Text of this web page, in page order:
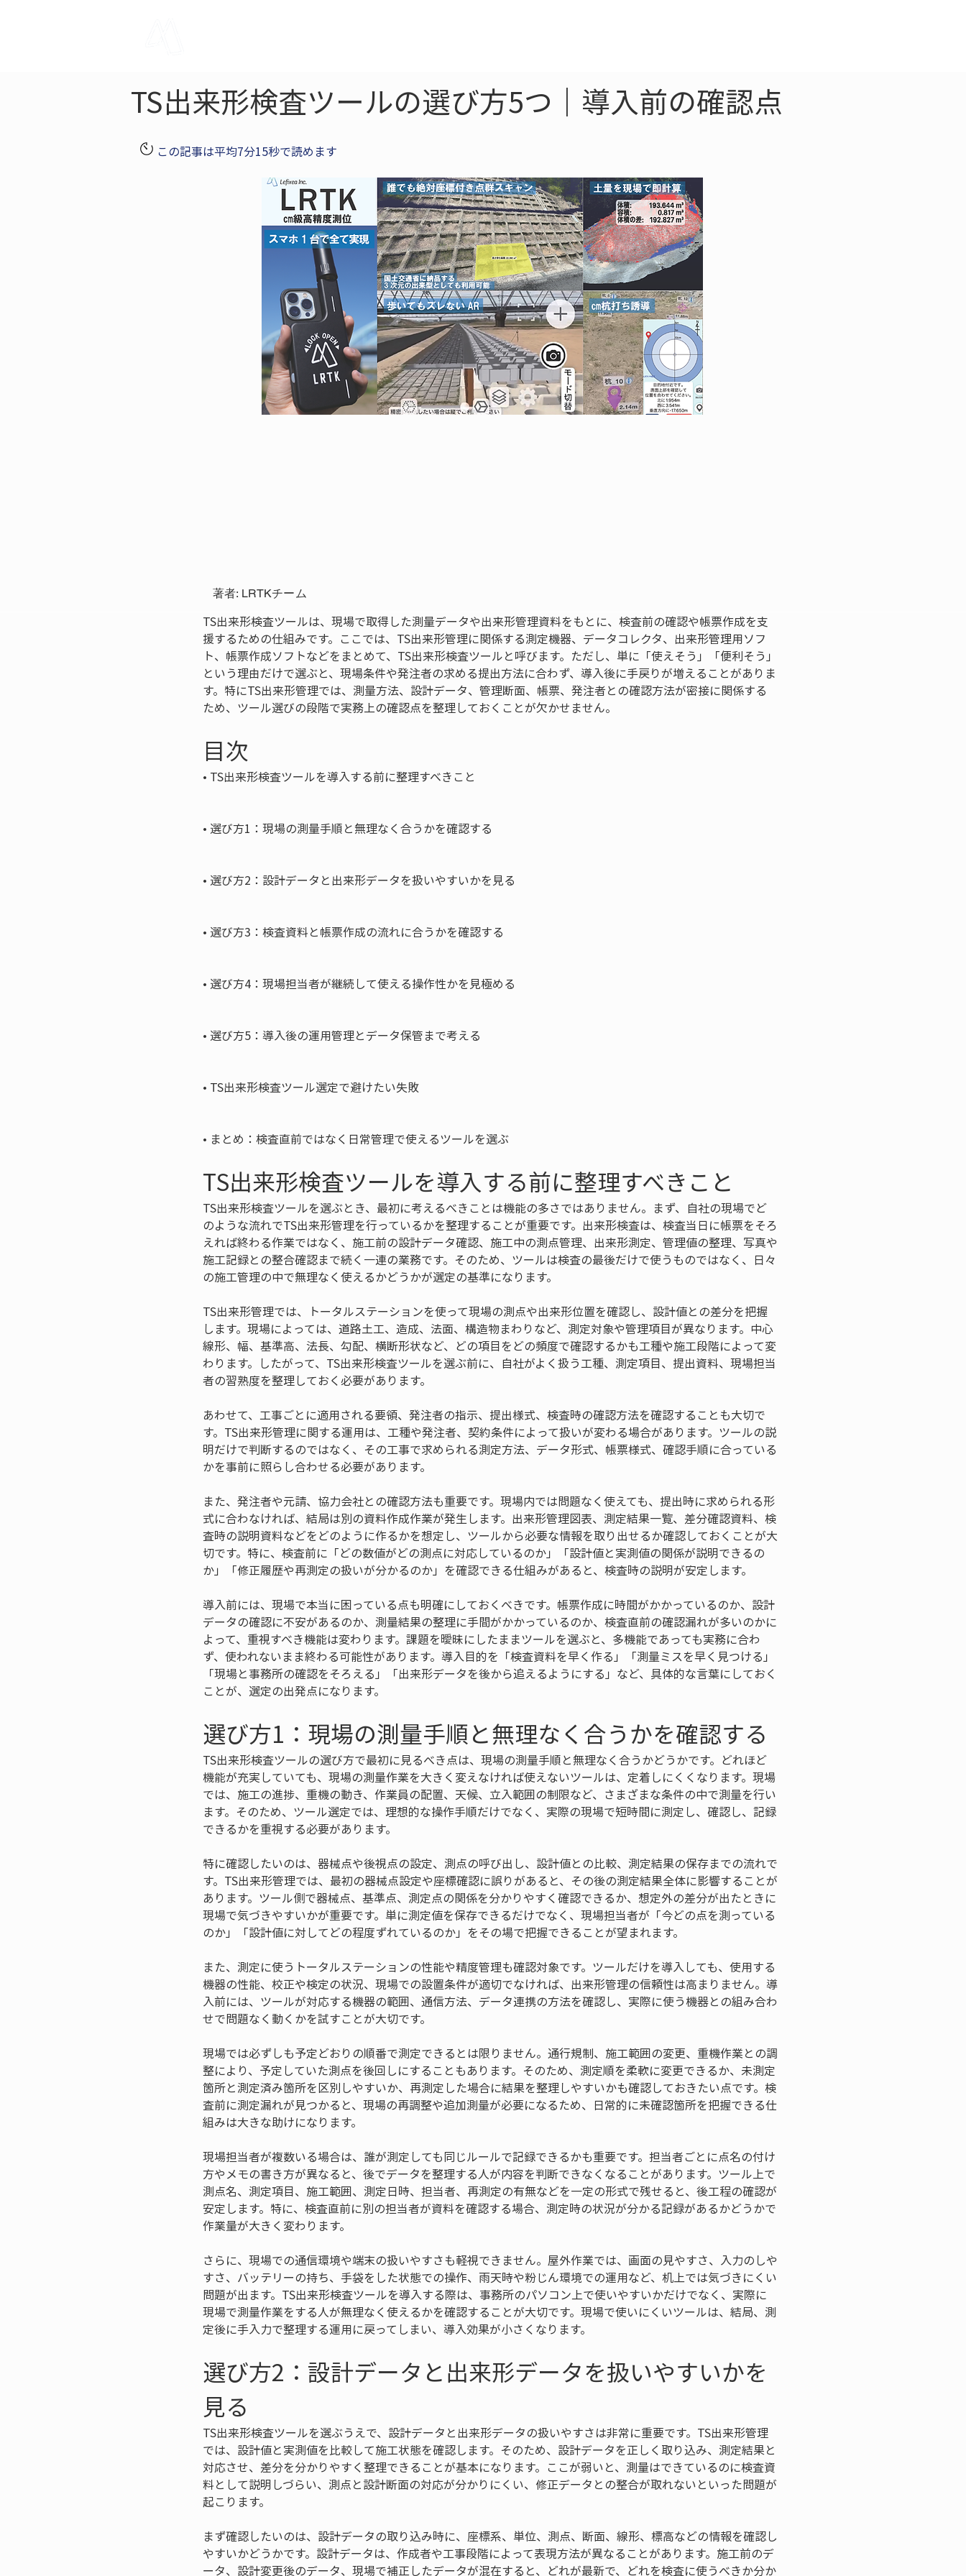
TS出来形検査ツールの選び方5つ｜導入前の確認点
この記事は平均7分15秒で読めます
著者: LRTKチーム
TS出来形検査ツールは、現場で取得した測量データや出来形管理資料をもとに、検査前の確認や帳票作成を支
援するための仕組みです。ここでは、TS出来形管理に関係する測定機器、データコレクタ、出来形管理用ソフ
ト、帳票作成ソフトなどをまとめて、TS出来形検査ツールと呼びます。ただし、単に「使えそう」「便利そう」
という理由だけで選ぶと、現場条件や発注者の求める提出方法に合わず、導入後に手戻りが増えることがありま
す。特にTS出来形管理では、測量方法、設計データ、管理断面、帳票、発注者との確認方法が密接に関係する
ため、ツール選びの段階で実務上の確認点を整理しておくことが欠かせません。
目次
• TS出来形検査ツールを導入する前に整理すべきこと
• 選び方1：現場の測量手順と無理なく合うかを確認する
• 選び方2：設計データと出来形データを扱いやすいかを見る
• 選び方3：検査資料と帳票作成の流れに合うかを確認する
• 選び方4：現場担当者が継続して使える操作性かを見極める
• 選び方5：導入後の運用管理とデータ保管まで考える
• TS出来形検査ツール選定で避けたい失敗
• まとめ：検査直前ではなく日常管理で使えるツールを選ぶ
TS出来形検査ツールを導入する前に整理すべきこと
TS出来形検査ツールを選ぶとき、最初に考えるべきことは機能の多さではありません。まず、自社の現場でど
のような流れでTS出来形管理を行っているかを整理することが重要です。出来形検査は、検査当日に帳票をそろ
えれば終わる作業ではなく、施工前の設計データ確認、施工中の測点管理、出来形測定、管理値の整理、写真や
施工記録との整合確認まで続く一連の業務です。そのため、ツールは検査の最後だけで使うものではなく、日々
の施工管理の中で無理なく使えるかどうかが選定の基準になります。
TS出来形管理では、トータルステーションを使って現場の測点や出来形位置を確認し、設計値との差分を把握
します。現場によっては、道路土工、造成、法面、構造物まわりなど、測定対象や管理項目が異なります。中心
線形、幅、基準高、法長、勾配、横断形状など、どの項目をどの頻度で確認するかも工種や施工段階によって変
わります。したがって、TS出来形検査ツールを選ぶ前に、自社がよく扱う工種、測定項目、提出資料、現場担当
者の習熟度を整理しておく必要があります。
あわせて、工事ごとに適用される要領、発注者の指示、提出様式、検査時の確認方法を確認することも大切で
す。TS出来形管理に関する運用は、工種や発注者、契約条件によって扱いが変わる場合があります。ツールの説
明だけで判断するのではなく、その工事で求められる測定方法、データ形式、帳票様式、確認手順に合っている
かを事前に照らし合わせる必要があります。
また、発注者や元請、協力会社との確認方法も重要です。現場内では問題なく使えても、提出時に求められる形
式に合わなければ、結局は別の資料作成作業が発生します。出来形管理図表、測定結果一覧、差分確認資料、検
査時の説明資料などをどのように作るかを想定し、ツールから必要な情報を取り出せるか確認しておくことが大
切です。特に、検査前に「どの数値がどの測点に対応しているのか」「設計値と実測値の関係が説明できるの
か」「修正履歴や再測定の扱いが分かるのか」を確認できる仕組みがあると、検査時の説明が安定します。
導入前には、現場で本当に困っている点も明確にしておくべきです。帳票作成に時間がかかっているのか、設計
データの確認に不安があるのか、測量結果の整理に手間がかかっているのか、検査直前の確認漏れが多いのかに
よって、重視すべき機能は変わります。課題を曖昧にしたままツールを選ぶと、多機能であっても実務に合わ
ず、使われないまま終わる可能性があります。導入目的を「検査資料を早く作る」「測量ミスを早く見つける」
「現場と事務所の確認をそろえる」「出来形データを後から追えるようにする」など、具体的な言葉にしておく
ことが、選定の出発点になります。
選び方1：現場の測量手順と無理なく合うかを確認する
TS出来形検査ツールの選び方で最初に見るべき点は、現場の測量手順と無理なく合うかどうかです。どれほど
機能が充実していても、現場の測量作業を大きく変えなければ使えないツールは、定着しにくくなります。現場
では、施工の進捗、重機の動き、作業員の配置、天候、立入範囲の制限など、さまざまな条件の中で測量を行い
ます。そのため、ツール選定では、理想的な操作手順だけでなく、実際の現場で短時間に測定し、確認し、記録
できるかを重視する必要があります。
特に確認したいのは、器械点や後視点の設定、測点の呼び出し、設計値との比較、測定結果の保存までの流れで
す。TS出来形管理では、最初の器械点設定や座標確認に誤りがあると、その後の測定結果全体に影響することが
あります。ツール側で器械点、基準点、測定点の関係を分かりやすく確認できるか、想定外の差分が出たときに
現場で気づきやすいかが重要です。単に測定値を保存できるだけでなく、現場担当者が「今どの点を測っている
のか」「設計値に対してどの程度ずれているのか」をその場で把握できることが望まれます。
また、測定に使うトータルステーションの性能や精度管理も確認対象です。ツールだけを導入しても、使用する
機器の性能、校正や検定の状況、現場での設置条件が適切でなければ、出来形管理の信頼性は高まりません。導
入前には、ツールが対応する機器の範囲、通信方法、データ連携の方法を確認し、実際に使う機器との組み合わ
せで問題なく動くかを試すことが大切です。
現場では必ずしも予定どおりの順番で測定できるとは限りません。通行規制、施工範囲の変更、重機作業との調
整により、予定していた測点を後回しにすることもあります。そのため、測定順を柔軟に変更できるか、未測定
箇所と測定済み箇所を区別しやすいか、再測定した場合に結果を整理しやすいかも確認しておきたい点です。検
査前に測定漏れが見つかると、現場の再調整や追加測量が必要になるため、日常的に未確認箇所を把握できる仕
組みは大きな助けになります。
現場担当者が複数いる場合は、誰が測定しても同じルールで記録できるかも重要です。担当者ごとに点名の付け
方やメモの書き方が異なると、後でデータを整理する人が内容を判断できなくなることがあります。ツール上で
測点名、測定項目、施工範囲、測定日時、担当者、再測定の有無などを一定の形式で残せると、後工程の確認が
安定します。特に、検査直前に別の担当者が資料を確認する場合、測定時の状況が分かる記録があるかどうかで
作業量が大きく変わります。
さらに、現場での通信環境や端末の扱いやすさも軽視できません。屋外作業では、画面の見やすさ、入力のしや
すさ、バッテリーの持ち、手袋をした状態での操作、雨天時や粉じん環境での運用など、机上では気づきにくい
問題が出ます。TS出来形検査ツールを導入する際は、事務所のパソコン上で使いやすいかだけでなく、実際に
現場で測量作業をする人が無理なく使えるかを確認することが大切です。現場で使いにくいツールは、結局、測
定後に手入力で整理する運用に戻ってしまい、導入効果が小さくなります。
選び方2：設計データと出来形データを扱いやすいかを
見る
TS出来形検査ツールを選ぶうえで、設計データと出来形データの扱いやすさは非常に重要です。TS出来形管理
では、設計値と実測値を比較して施工状態を確認します。そのため、設計データを正しく取り込み、測定結果と
対応させ、差分を分かりやすく整理できることが基本になります。ここが弱いと、測量はできているのに検査資
料として説明しづらい、測点と設計断面の対応が分かりにくい、修正データとの整合が取れないといった問題が
起こります。
まず確認したいのは、設計データの取り込み時に、座標系、単位、測点、断面、線形、標高などの情報を確認し
やすいかどうかです。設計データは、作成者や工事段階によって表現方法が異なることがあります。施工前のデ
ータ、設計変更後のデータ、現場で補正したデータが混在すると、どれが最新で、どれを検査に使うべきか分か